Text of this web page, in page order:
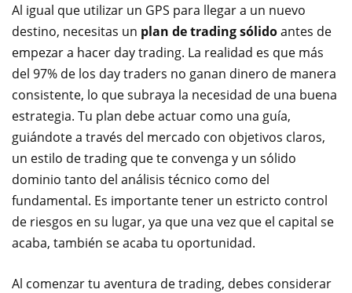
Al igual que utilizar un GPS para llegar a un nuevo
destino, necesitas un plan de trading sólidoantes de
empezar a hacer day trading. La realidad es que más
del 97% de los day traders no ganan dinero de manera
consistente, lo que subraya la necesidad de una buena
estrategia. Tu plan debe actuar como una guía,
guiándote a través del mercado con objetivos claros,
un estilo de trading que te convenga y un sólido
dominio tanto del análisis técnico como del
fundamental. Es importante tener un estricto control
de riesgos en su lugar, ya que una vez que el capital se
acaba, también se acaba tu oportunidad.
Al comenzar tu aventura de trading, debes considerar